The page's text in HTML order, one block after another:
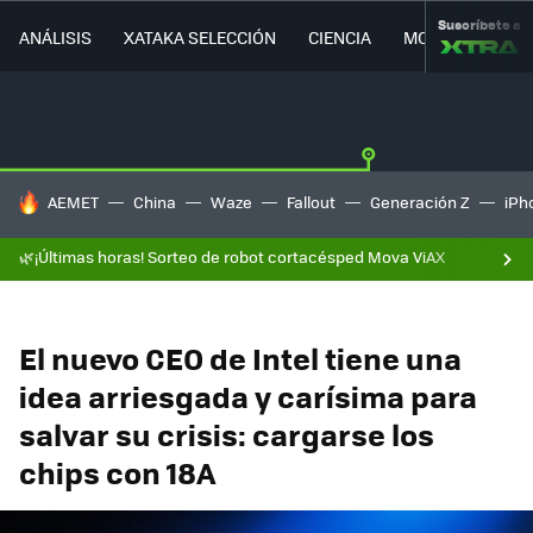
ANÁLISIS XATAKA SELECCIÓN CIENCIA MOVILIDAD
Suscríbete a
HOY SE HABLA DE
AEMET China Waze Fallout Generación Z
🌿¡Últimas horas! Sorteo de robot cortacésped Mova ViAX
El nuevo CEO de Intel tiene una
idea arriesgada y carísima para
salvar su crisis: cargarse los
chips con 18A